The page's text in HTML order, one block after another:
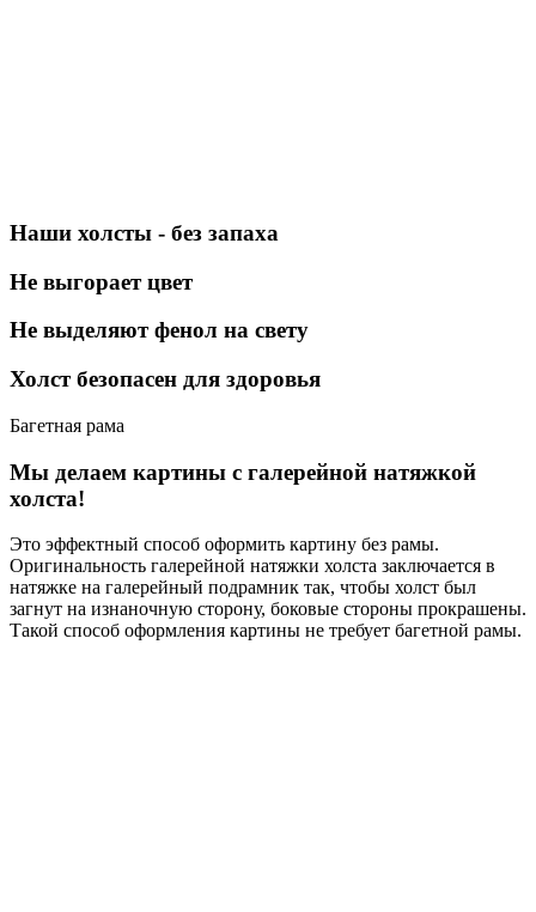
Наши холсты - без запаха
Не выгорает цвет
Не выделяют фенол на свету
Холст безопасен для здоровья
Багетная рама
Мы делаем картины с галерейной натяжкой
холста!
Это эффектный способ оформить картину без рамы.
Оригинальность галерейной натяжки холста заключается в
натяжке на галерейный подрамник так, чтобы холст был
загнут на изнаночную сторону, боковые стороны прокрашены.
Такой способ оформления картины не требует багетной рамы.